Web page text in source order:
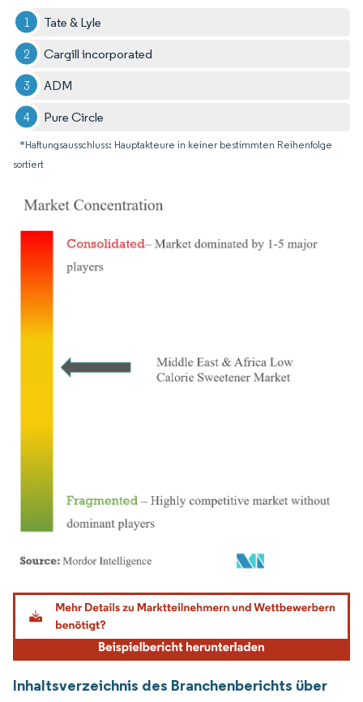
Tate & Lyle
Cargill incorporated
ADM
Pure Circle
*Haftungsausschluss: Hauptakteure in keiner bestimmten Reihenfolge
sortiert
Bild © Mordor Intelligence. Wiederverwendung erfordert Namensnennung gemäß
Inhaltsverzeichnis des Branchenberichts über